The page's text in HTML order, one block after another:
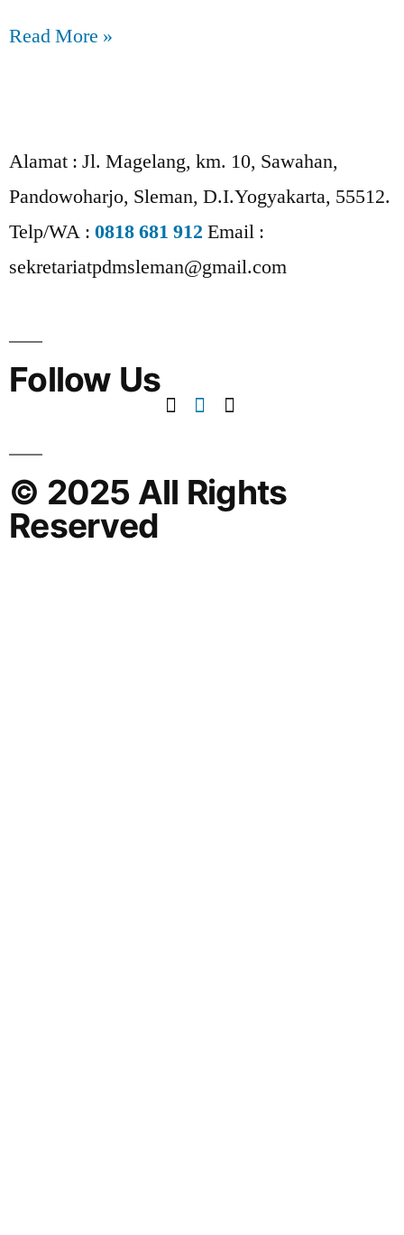
Read More »
Alamat : Jl. Magelang, km. 10, Sawahan,
Pandowoharjo, Sleman, D.I.Yogyakarta, 55512.
Telp/WA : 0818 681 912 Email :
sekretariatpdmsleman@gmail.com
Follow Us
© 2025 All Rights
Reserved